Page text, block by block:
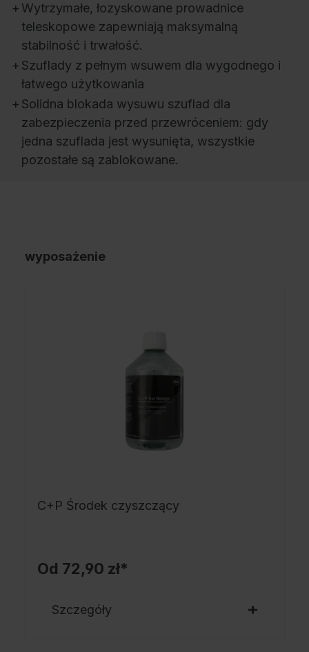
+ Wytrzymałe, łozyskowane prowadnice
teleskopowe zapewniają maksymalną
stabilność i trwałość.
+ Szuflady z pełnym wsuwem dla wygodnego i
łatwego użytkowania
+ Solidna blokada wysuwu szuflad dla
zabezpieczenia przed przewróceniem: gdy
jedna szuflada jest wysunięta, wszystkie
pozostałe są zablokowane.
wyposażenie
C+P Środek czyszczący
Od 72,90 zł*
Szczegóły